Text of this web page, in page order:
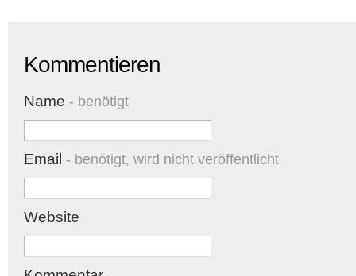
Kommentieren
Name - benötigt
Email - benötigt, wird nicht veröffentlicht.
Website